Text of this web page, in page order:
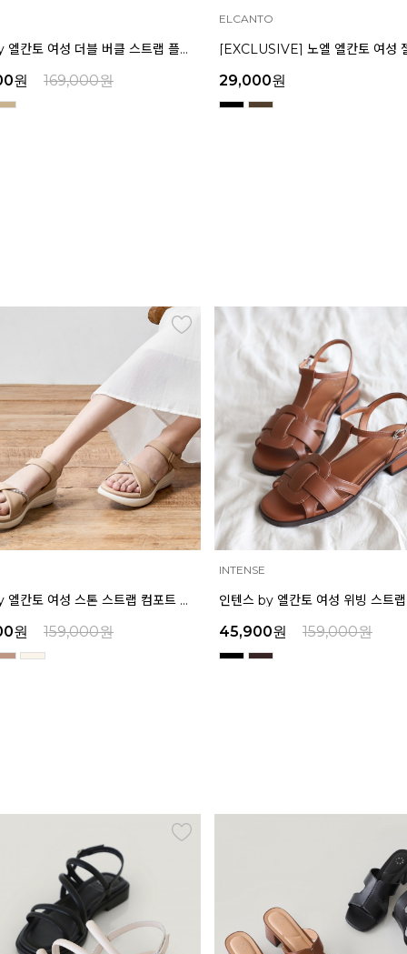
마쯔 by 엘칸토 여성 더블 버클 스트랩 플랫폼 샌들 6cm LCWW34M626
원 169,000원
ELCANTO
29,000원
마쯔 by 엘칸토 여성 스톤 스트랩 컴포트 샌들 3.5cm LCWW07M626
원 159,000원
INTENSE
45,900원 159,000원